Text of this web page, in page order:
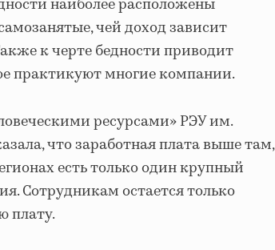
наиболее расположены
чей доход зависит
к черте бедности приводит
практикуют многие компании.
ресурсами» РЭУ им.
что заработная плата выше там,
есть только один крупный
Сотрудникам остается только
плату.